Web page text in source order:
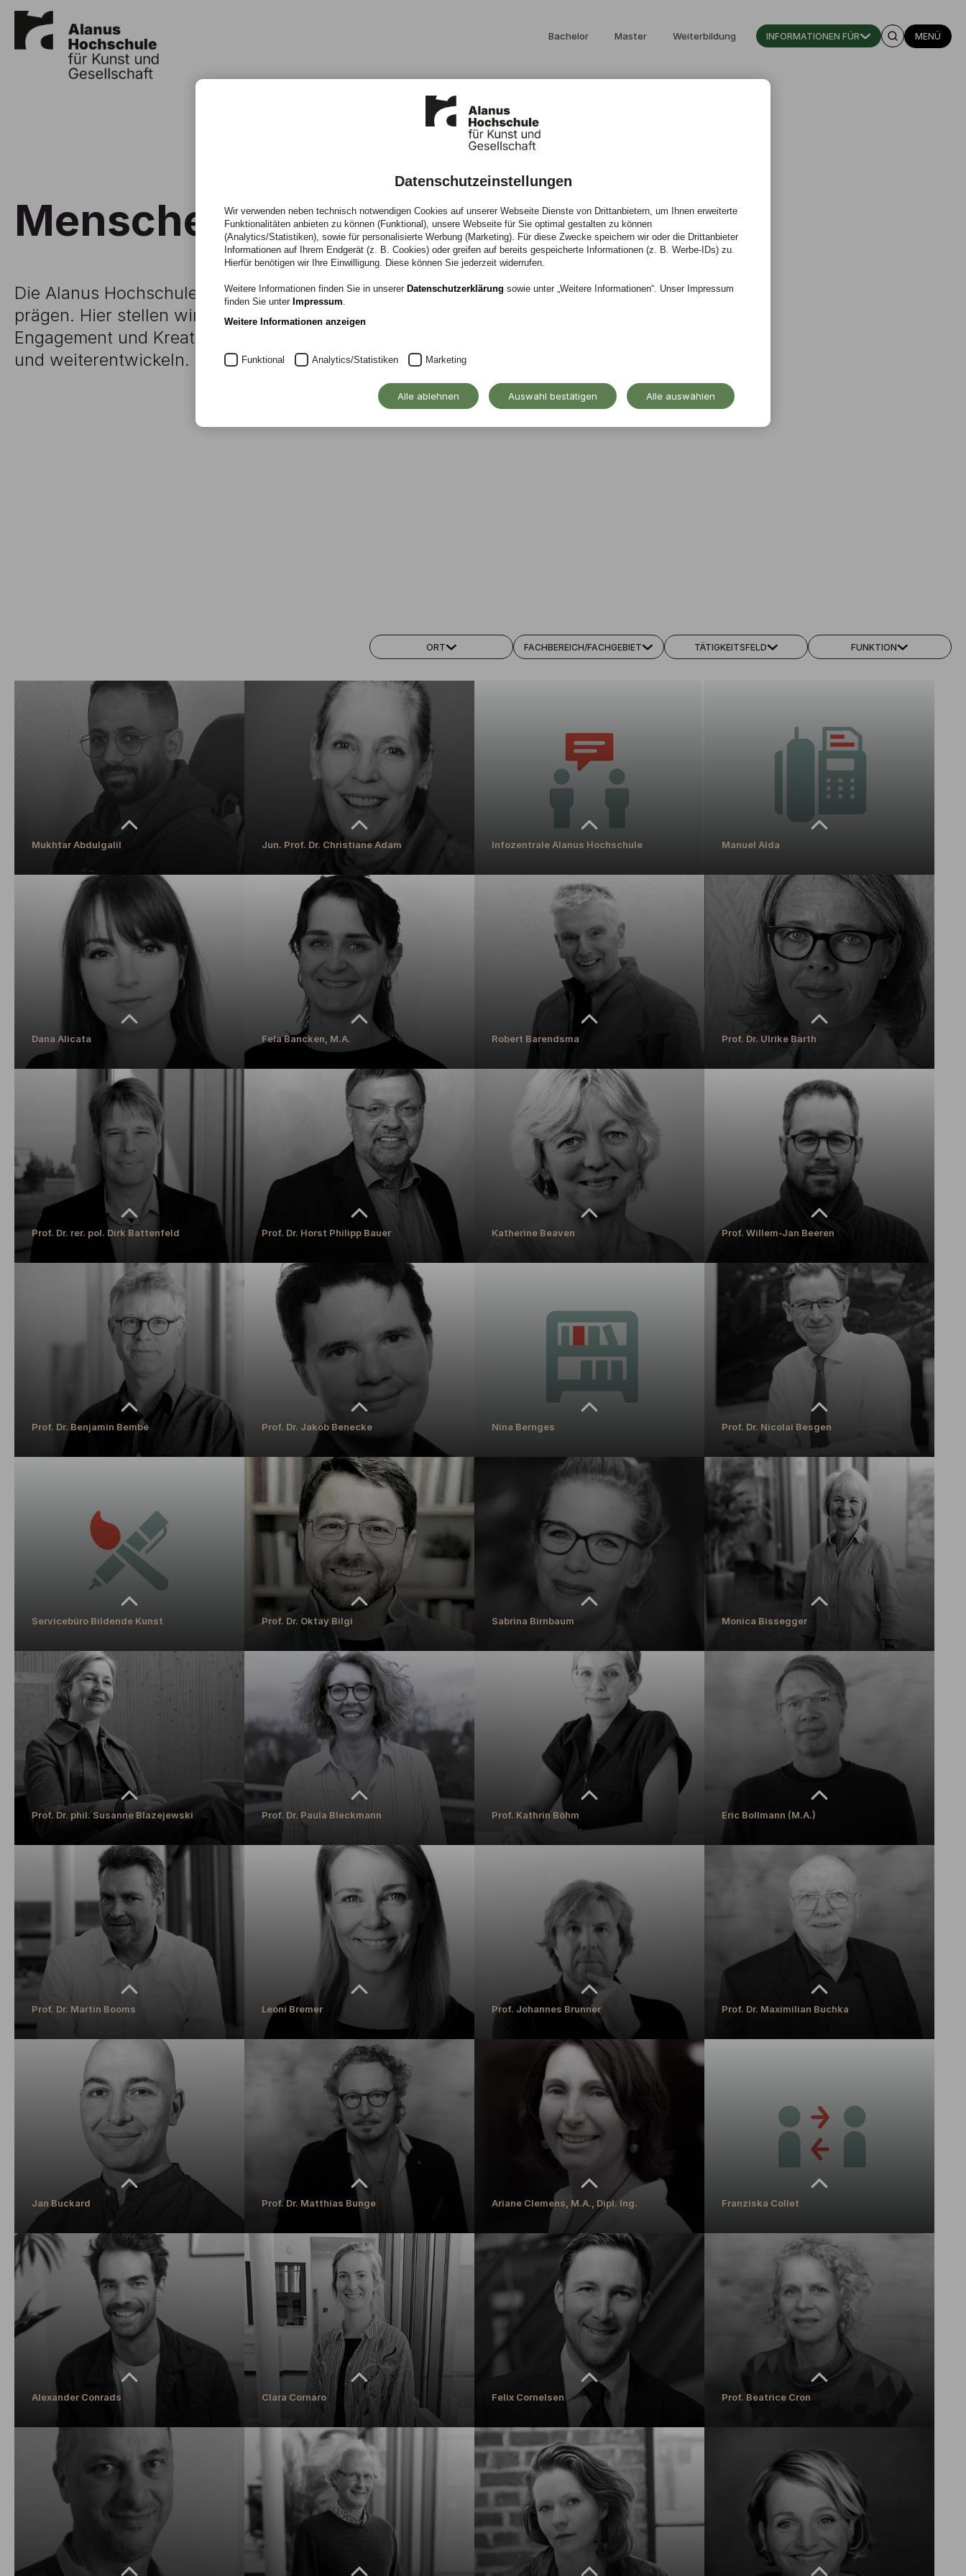
Bachelor Master Weiterbildung INFORMATIONEN FÜR MENÜ
Menschen
Die Alanus Hochschule lebt von den Menschen, die sie
prägen. Hier stellen wir die Persönlichkeiten vor, die mit
Engagement und Kreativität unsere Hochschule gestalten
und weiterentwickeln.
ORT FACHBEREICH/FACHGEBIET TÄTIGKEITSFELD FUNKTION
Mukhtar Abdulgalil
Mukhtar Abdulgalil
Finanzbuchhaltung
MEHR ERFAHREN
Jun. Prof. Dr. Christiane Adam
Jun. Prof. Dr. Christiane Adam
Juniorprofessorin für Erziehungswissenschaft mit
Schwerpunkt Waldorfpädagogik in Bezug auf
Diversität und Bildungsgerechtigkeit
MEHR ERFAHREN
Infozentrale Alanus Hochschule
Infozentrale Alanus Hochschule
MEHR ERFAHREN
Manuel Alda
Manuel Alda
Prüfungsamt
MEHR ERFAHREN
Dana Alicata
Bereichsleitung der Studierendenverwaltung, Standort
MEHR ERFAHREN
Fela Bancken, M.A.
Fela Bancken, M.A.
Wissenschaftliche Mitarbeiterin
Robert Barendsma
Robert Barendsma
MEHR ERFAHREN
Prof. Dr. Ulrike Barth
Prof. Dr. Ulrike Barth
Professur für transformative und inklusive Bildung
MEHR ERFAHREN
Prof. Dr. rer. pol. Dirk Battenfeld
Prof. Dr. rer. pol. Dirk Battenfeld
Prof. Dr. Horst Philipp Bauer
Prof. Dr. Horst Philipp Bauer
Professur für Erziehungswissenschaft und berufliche
Bildung
MEHR ERFAHREN
Katherine Beaven Prof. Willem-Jan Beeren
Prof. Willem-Jan Beeren
Dekan Fachbereich Architektur, Lehrgebiet Architektur
und Kunst im Dialog
MEHR ERFAHREN
Prof. Dr. Benjamin Bembé
MEHR ERFAHREN
Prof. Dr. Jakob Benecke
Prof. Dr. Jakob Benecke
Professor für Erziehungswissenschaft mit
Schwerpunkt Waldorfpädagogik
MEHR ERFAHREN
Nina Bernges
MEHR ERFAHREN
Prof. Dr. Nicolai Besgen
Prof. Dr. Nicolai Besgen
Honorarprofessor
Servicebüro Bildende Kunst
Servicebüro Bildende Kunst
Fachbereichsassistenz und Studieninformationen
MEHR ERFAHREN
Prof. Dr. Oktay Bilgi
Prof. Dr. Oktay Bilgi
Professor für Kindheitspädagogik
MEHR ERFAHREN
Sabrina Birnbaum
Sabrina Birnbaum
MEHR ERFAHREN
Monica Bissegger
Monica Bissegger
Lehrkraft für besondere Aufgaben
MEHR ERFAHREN
Prof. Dr. phil. Susanne Blazejewski
Prof. Dr. phil. Susanne Blazejewski
Prodekanin Fachbereich Wirtschaft & Professorin
Prof. Dr. Paula Bleckmann
Prof. Dr. Paula Bleckmann
Professorin für Medienpädagogik
MEHR ERFAHREN
Prof. Kathrin Böhm
Professorin für Kunst im Unternehmenskontext
MEHR ERFAHREN
Eric Bollmann (M.A.)
Eric Bollmann (M.A.)
Prof. Dr. Martin Booms
Prof. Dr. Martin Booms
Professur für Philosophie, insbesondere
Gesellschafts- und Wirtschaftsethik
MEHR ERFAHREN
Leoni Bremer
International Office
Prof. Johannes Brunner
Prof. Johannes Brunner
Dekan Fachbereich Bildende Kunst, Professor für
MEHR ERFAHREN
Prof. Dr. Maximilian Buchka
MEHR ERFAHREN
Jan Buckard
Jan Buckard
Mediengestalter
MEHR ERFAHREN
Prof. Dr. Matthias Bunge
Prof. Dr. Matthias Bunge
Professor für Bildungsphilosophie mit Schwerpunkt
philosophische und ästhetische Grundlagen der
Pädagogik
MEHR ERFAHREN
Ariane Clemens, M.A., Dipl. Ing.
Ariane Clemens, M.A., Dipl. Ing.
Lehrkraft für besondere Aufgaben für Didaktik und
Methodik des Klassenlehrers, Praktika
MEHR ERFAHREN
Franziska Collet
Franziska Collet
Referentin für Forschungsförderung
MEHR ERFAHREN
Alexander Conrads
MEHR ERFAHREN
Clara Cornaro
Wissenschaftliche Mitarbeiterin
MEHR ERFAHREN
Felix Cornelsen
Felix Cornelsen
Leitung Marketing & Öffentlichkeitsarbeit
MEHR ERFAHREN
Prof. Beatrice Cron
Professorin für Malerei im Kontext von Therapie und
Pädagogik
MEHR ERFAHREN
Datenschutzeinstellungen
Wir verwenden neben technisch notwendigen Cookies auf unserer Webseite Dienste von Drittanbietern, um Ihnen erweiterte
Funktionalitäten anbieten zu können (Funktional), unsere Webseite für Sie optimal gestalten zu können
(Analytics/Statistiken), sowie für personalisierte Werbung (Marketing). Für diese Zwecke speichern wir oder die Drittanbieter
Informationen auf Ihrem Endgerät (z. B. Cookies) oder greifen auf bereits gespeicherte Informationen (z. B. Werbe-IDs) zu.
Hierfür benötigen wir Ihre Einwilligung. Diese können Sie jederzeit widerrufen.
Weitere Informationen finden Sie in unserer Datenschutzerklärung sowie unter „Weitere Informationen“. Unser Impressum
finden Sie unter Impressum.
Weitere Informationen anzeigen
Funktional Analytics/Statistiken Marketing
Alle ablehnen Auswahl bestätigen Alle auswählen